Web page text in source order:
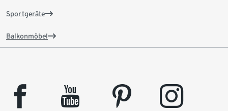
Sportgeräte
Balkonmöbel
facebook youtube pinterest instagram